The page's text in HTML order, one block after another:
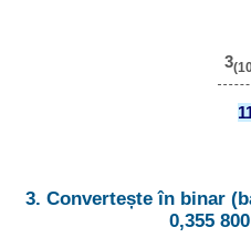
3
3. Convertește în binar
0,355